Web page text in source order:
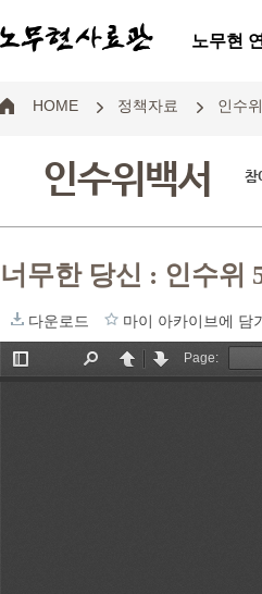
노무현
HOME 정책자료 인수
인수위백서 참
너무한 당신 : 인수위
다운로드 마이 아카이브에 담기